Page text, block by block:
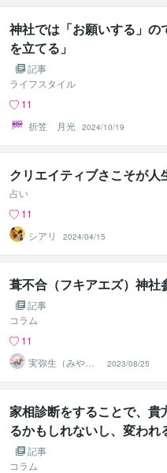
神社では「お願いする」の
を立てる」
記事
ライフスタイル
11
折笠 月光 2024/10/19
クリエイティブさこそが人
占い
11
シアリ
2024/04/15
葺不合（フキアエズ）神
記事
コラム
11
実弥生（みや
の）
2023/08/25
家相診断をすることで、貴
るかもしれないし、変われ
くします
記事
コラム